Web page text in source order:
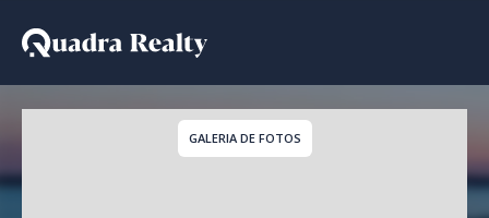
Apartamento -
GALERIA DE FOTOS